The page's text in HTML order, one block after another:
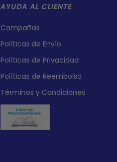
AYUDA AL CLIENTE
Campañas
Políticas de Envío
Políticas de Privacidad
Políticas de Reembolso
Términos y Condiciones